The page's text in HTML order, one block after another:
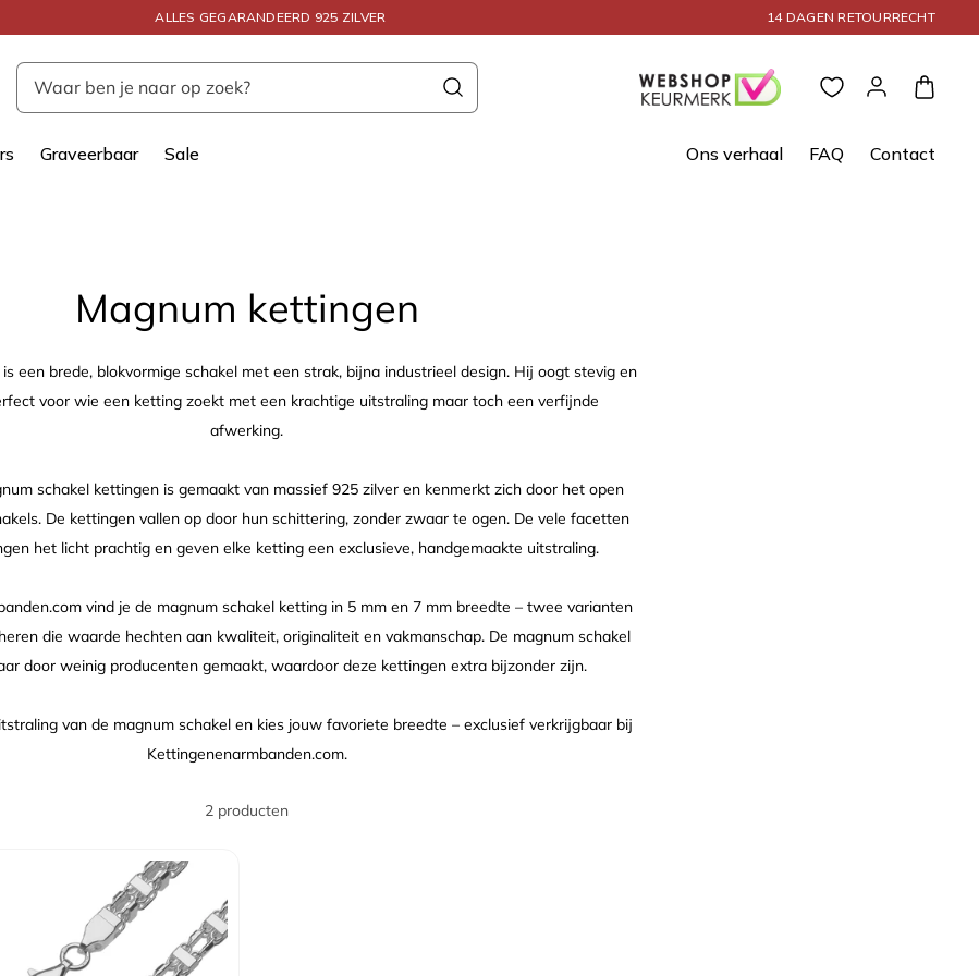
ALLES GEGARANDEERD 925 ZILVER 14 DAGEN RETOURRECHT
Waar ben je naar op zoek?
Graveerbaar Sale Ons verhaal FAQ Contact
InloggenWinkelwagen
Collectie:
Magnum kettingen
een brede, blokvormige schakel met een strak, bijna industrieel design. Hij oogt stevig en
voor wie een ketting zoekt met een krachtige uitstraling maar toch een verfijnde
afwerking.
schakel kettingen is gemaakt van massief 925 zilver en kenmerkt zich door het open
De kettingen vallen op door hun schittering, zonder zwaar te ogen. De vele facetten
het licht prachtig en geven elke ketting een exclusieve, handgemaakte uitstraling.
vind je de magnum schakel ketting in 5 mm en 7 mm breedte – twee varianten
die waarde hechten aan kwaliteit, originaliteit en vakmanschap. De magnum schakel
door weinig producenten gemaakt, waardoor deze kettingen extra bijzonder zijn.
van de magnum schakel en kies jouw favoriete breedte – exclusief verkrijgbaar bij
Kettingenenarmbanden.com.
2 producten